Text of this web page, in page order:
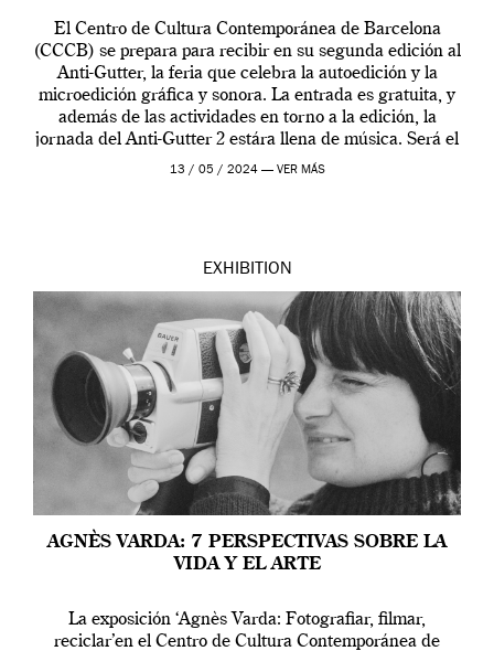
El Centro de Cultura Contemporánea de Barcelona
(CCCB) se prepara para recibir en su segunda edición al
Anti-Gutter, la feria que celebra la autoedición y la
microedición gráfica y sonora. La entrada es gratuita, y
además de las actividades en torno a la edición, la
jornada del Anti-Gutter 2 estára llena de música. Será el
[…]
13 / 05 / 2024 — VER MÁS
EXHIBITION
AGNÈS VARDA: 7 PERSPECTIVAS SOBRE LA
VIDA Y EL ARTE
La exposición ‘Agnès Varda: Fotografiar, filmar,
reciclar’en el Centro de Cultura Contemporánea de